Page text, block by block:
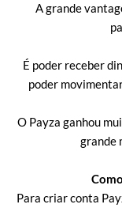
A grande
É poder receber
poder
O Payza ganhou
grande
Para criar conta